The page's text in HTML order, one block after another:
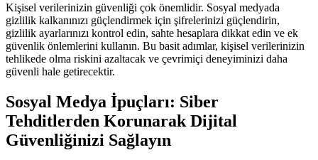
Kişisel verilerinizin güvenliği çok önemlidir. Sosyal medyada
gizlilik kalkanınızı güçlendirmek için şifrelerinizi güçlendirin,
gizlilik ayarlarınızı kontrol edin, sahte hesaplara dikkat edin ve ek
güvenlik önlemlerini kullanın. Bu basit adımlar, kişisel verilerinizin
tehlikede olma riskini azaltacak ve çevrimiçi deneyiminizi daha
güvenli hale getirecektir.
Sosyal Medya İpuçları: Siber
Tehditlerden Korunarak Dijital
Güvenliğinizi Sağlayın